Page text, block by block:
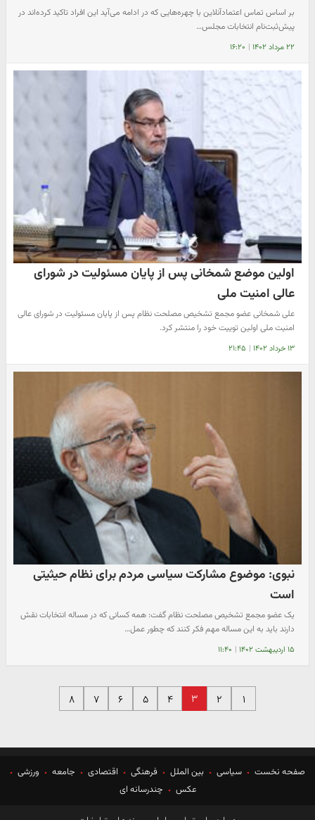
بر اساس تماس اعتمادآنلاین با چهره‌هایی که در ادامه می‌آید این افراد تاکید کرده‌اند در
پیش‌ثبت‌نام انتخابات مجلس…
۲۲ مرداد ۱۴۰۲ | ۱۶:۲۰
اولین موضع شمخانی پس از پایان مسئولیت در شورای
عالی امنیت ملی
علی شمخانی عضو مجمع تشخیص مصلحت نظام پس از پایان مسئولیت در شورای عالی
امنیت ملی اولین توییت خود را منتشر کرد.
۱۳ خرداد ۱۴۰۲ | ۲۱:۴۵
نبوی: موضوع مشارکت سیاسی مردم برای نظام حیثیتی
است
یک عضو مجمع تشخیص مصلحت نظام گفت: همه کسانی که در مساله انتخابات نقش
دارند باید به این مساله مهم فکر کنند که چطور عمل…
۱۵ اردیبهشت ۱۴۰۲ | ۱۱:۴۰
۱ ۲ ۳ ۴ ۵ ۶ ۷ ۸
صفحه نخست سیاسی بین الملل فرهنگی اقتصادی جامعه
ورزشی
عکس
چندرسانه ای